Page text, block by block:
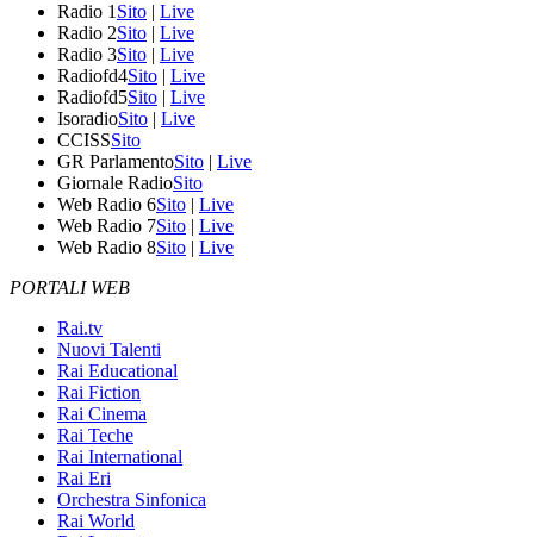
Radio 1 Sito | Live
Radio 2Sito | Live
Radio 3Sito | Live
Radiofd4Sito | Live
Radiofd5Sito | Live
IsoradioSito | Live
CCISSSito
GR ParlamentoSito | Live
Giornale RadioSito
Web Radio 6Sito | Live
Web Radio 7Sito | Live
Web Radio 8Sito | Live
PORTALI WEB
Rai.tv
Nuovi Talenti
Rai Educational
Rai Fiction
Rai Cinema
Rai Teche
Rai International
Rai Eri
Orchestra Sinfonica
Rai World